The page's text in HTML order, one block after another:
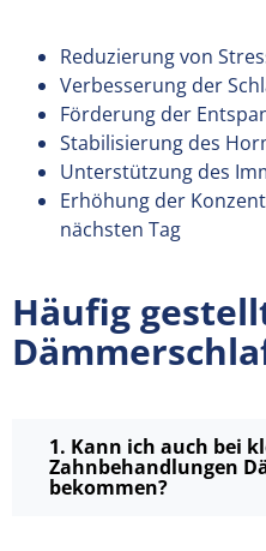
Reduzierung von
Verbesserung der
Förderung der
Stabilisierung des
Unterstützung des
Erhöhung der
nächsten Tag
Häufig
1. Kann ich auch bei
Zahnbehandlungen
bekommen?